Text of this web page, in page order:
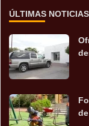
ÚLTIMAS NOTICIAS